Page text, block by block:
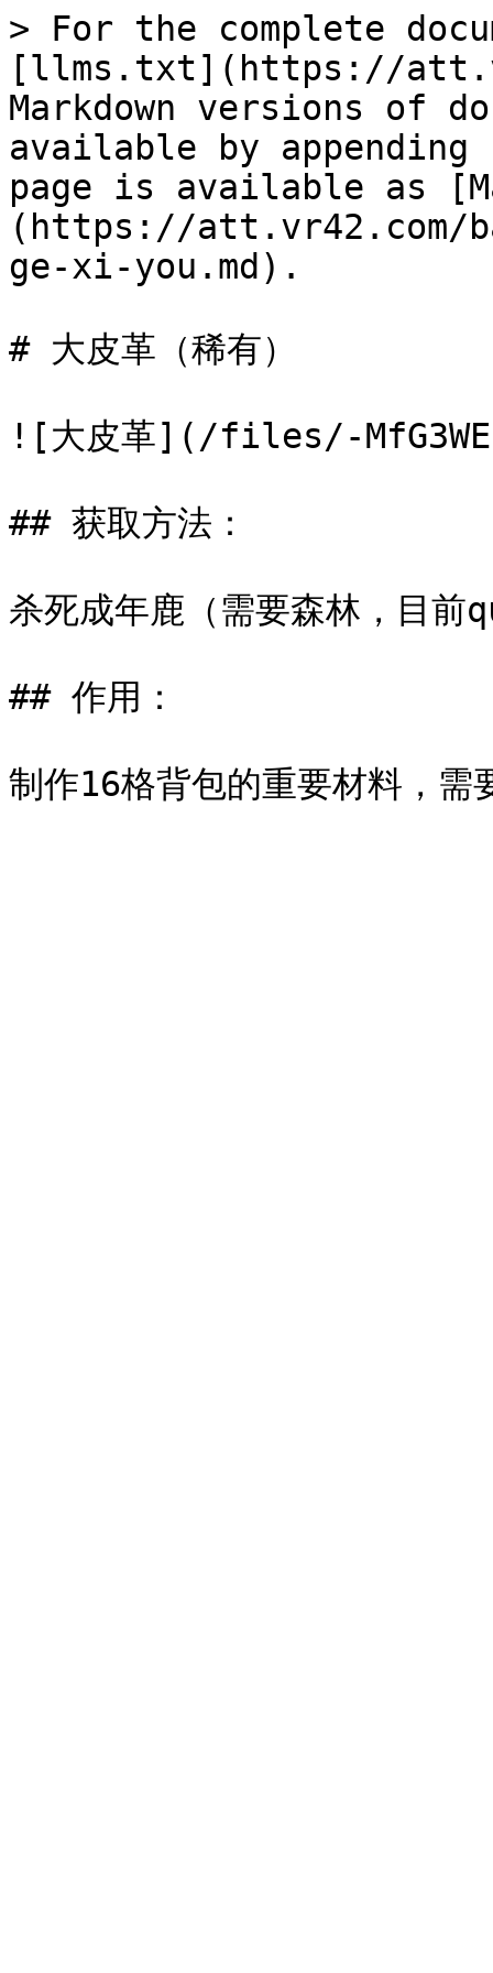
> For the complete
[llms.txt](https://
Markdown versions of
available by
page is available as
(https://att.vr42.com/
ge-xi-you.md).
# 大皮革（稀有）
![大皮革](/files/-
## 获取方法：
杀死成年鹿（需要森林，目
## 作用：